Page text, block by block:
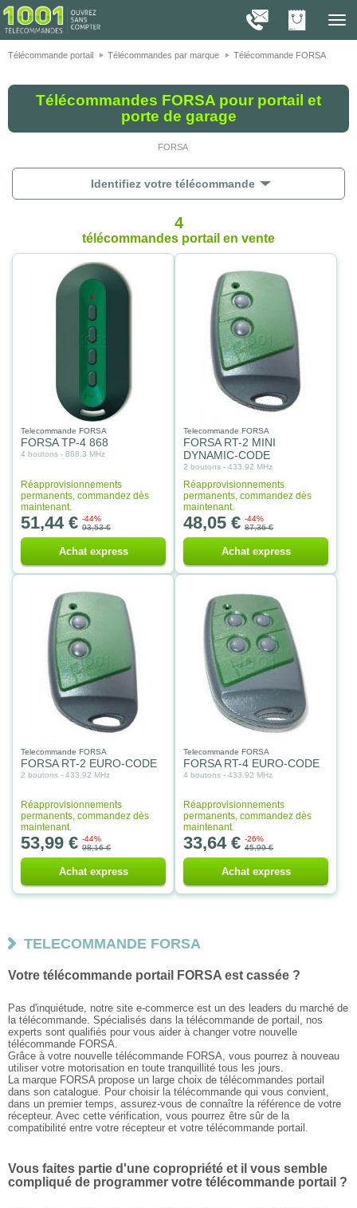
1001
Télécommande portail
Télécommandes par marque Télécommande FORSA
Télécommandes FORSA pour portail et
porte de garage
FORSA
Identifiez votre télécommande
4
télécommandes portail en vente
Telecommande FORSA
FORSA TP-4 868
4 boutons - 868.3 MHz
Réapprovisionnements
permanents, commandez dès
maintenant.
51,44 € -44%
93,53 €
Achat express
Telecommande FORSA
FORSA RT-2 MINI
DYNAMIC-CODE
2 boutons - 433.92 MHz
Réapprovisionnements
permanents, commandez dès
maintenant.
48,05 € -44%
87,36 €
Achat express
Telecommande FORSA
FORSA RT-2 EURO-CODE
2 boutons - 433.92 MHz
Réapprovisionnements
permanents, commandez dès
maintenant.
53,99 € -44%
98,16 €
Achat express
Telecommande FORSA
FORSA RT-4 EURO-CODE
4 boutons - 433.92 MHz
Réapprovisionnements
permanents, commandez dès
maintenant.
33,64 € -26%
45,99 €
Achat express
TELECOMMANDE FORSA
Votre télécommande portail FORSA est cassée ?
Pas d'inquiétude, notre site e-commerce est un des leaders du marché de
la télécommande. Spécialisés dans la télécommande de portail, nos
experts sont qualifiés pour vous aider à changer votre nouvelle
télécommande FORSA.
Grâce à votre nouvelle télécommande FORSA, vous pourrez à nouveau
utiliser votre motorisation en toute tranquillité tous les jours.
La marque FORSA propose un large choix de télécommandes portail
dans son catalogue. Pour choisir la télécommande qui vous convient,
dans un premier temps, assurez-vous de connaître la référence de votre
récepteur. Avec cette vérification, vous pourrez être sûr de la
compatibilité entre votre récepteur et votre télécommande portail.
Vous faites partie d'une copropriété et il vous semble
compliqué de programmer votre télécommande portail ?
On vous présente nos cookies !